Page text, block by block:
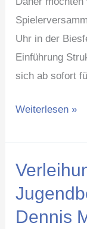
Uhr in der
Einführung
sich ab sofort
Weiterlesen »
Dennis
Verleihung
der
an